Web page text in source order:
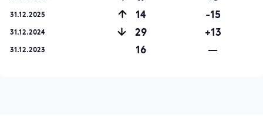
31.12.2025 14 -15
31.12.2024 29 +13
31.12.2023 16 —